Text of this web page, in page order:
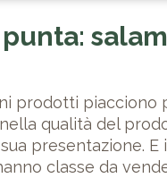
prodotti piacciono
qualità del
presentazione. E
classe da